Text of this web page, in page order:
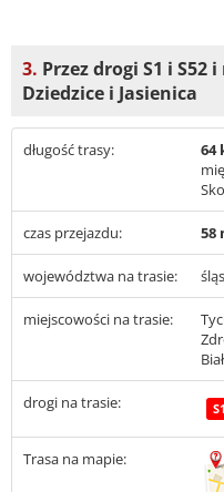
3. Przez drogi S1 i S52
Dziedzice i Jasienica
długość trasy: 64
czas przejazdu: 58
województwa na trasie:
miejscowości na trasie:
drogi na trasie: S1
Trasa na mapie: